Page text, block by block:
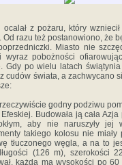
ocalał z pożaru, który
Od ra­zu też postanowiono, że
Miasto nie
wyraz pobożności
Gdy po wielu latach świątynia
cudów świata, a za­chwycano
godny podziwu
Budowała ją cała
aby nie naruszyły
takiego kolosu nie
tłuczonego węgla, a na to
(126 m), szerokości
każda ma wysokości po